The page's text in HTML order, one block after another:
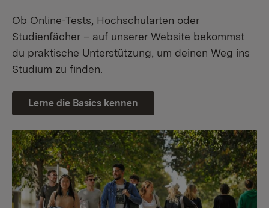
Ob Online-Tests, Hochschularten oder
Studienfächer – auf unserer Website bekommst
du praktische Unterstützung, um deinen Weg ins
Studium zu finden.
Lerne die Basics kennen